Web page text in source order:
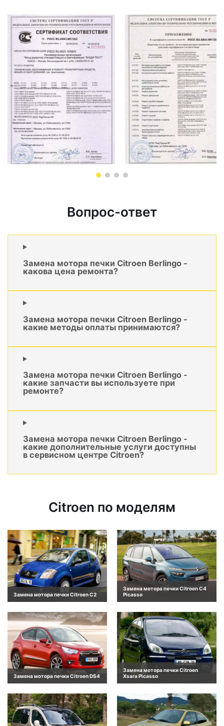
Вопрос-ответ
Замена мотора печки Citroen Berlingo -
какова цена ремонта?
Замена мотора печки Citroen Berlingo -
какие методы оплаты принимаются?
Замена мотора печки Citroen Berlingo -
какие запчасти вы используете при
ремонте?
Замена мотора печки Citroen Berlingo -
какие дополнительные услуги доступны
в сервисном центре Citroen?
Citroen по моделям
Замена мотора печки Citroen C2
Замена мотора печки Citroen C4
Picasso
Замена мотора печки Citroen DS4
Замена мотора печки Citroen
Xsara Picasso